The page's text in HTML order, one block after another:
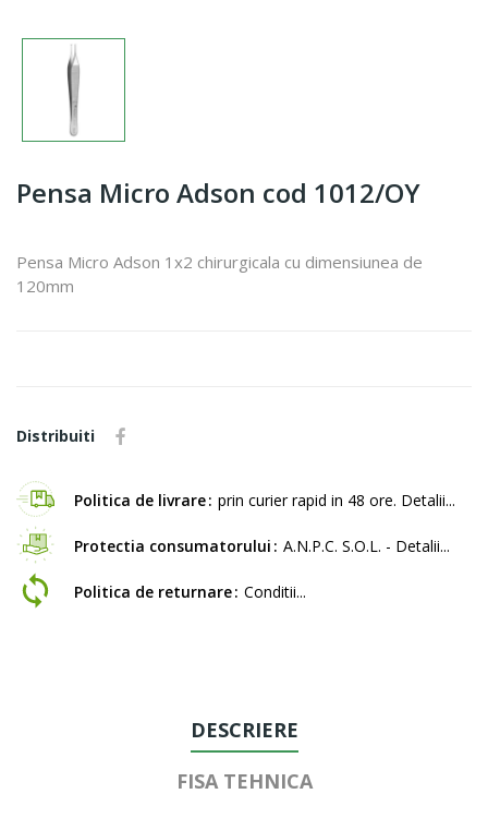
Pensa Micro Adson cod 1012/OY
Pensa Micro Adson 1x2 chirurgicala cu dimensiunea de
120mm
Distribuiti
Politica de livrare prin curier rapid in 48 ore. Detalii...
Protectia consumatorului A.N.P.C. S.O.L. - Detalii...
Politica de returnare Conditii...
DESCRIERE
FISA TEHNICA